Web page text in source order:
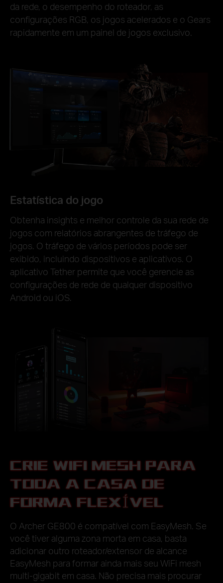
da rede, o desempenho do roteador, as
configurações RGB, os jogos acelerados e o Gears
rapidamente em um painel de jogos exclusivo.
Estatística do jogo
Obtenha insights e melhor controle da sua rede de
jogos com relatórios abrangentes de tráfego de
jogos. O tráfego de vários períodos pode ser
exibido, incluindo dispositivos e aplicativos. O
aplicativo Tether permite que você gerencie as
configurações de rede de qualquer dispositivo
Android ou iOS.
Download
CRIE WIFI MESH PARA
TODA A CASA DE
FORMA FLEXÍVEL
O Archer GE800 é compatível com EasyMesh. Se
você tiver alguma zona morta em casa, basta
adicionar outro roteador/extensor de alcance
EasyMesh para formar ainda mais seu WiFi mesh
multi-gigabit em casa. Não precisa mais procurar